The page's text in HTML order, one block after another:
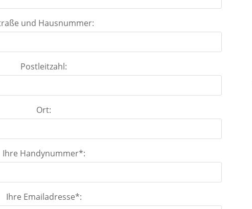
und Hausnummer:
Postleitzahl:
Ort:
Ihre Handynummer*:
Ihre Emailadresse*: